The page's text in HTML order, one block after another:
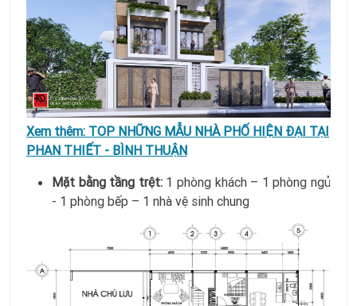
Xem thêm: TOP NHỮNG MẪU NHÀ PHỐ HIỆN ĐẠI TẠI
PHAN THIẾT - BÌNH THUẬN
Mặt bằng tầng trệt:1 phòng khách – 1 phòng ngủ
- 1 phòng bếp – 1 nhà vệ sinh chung